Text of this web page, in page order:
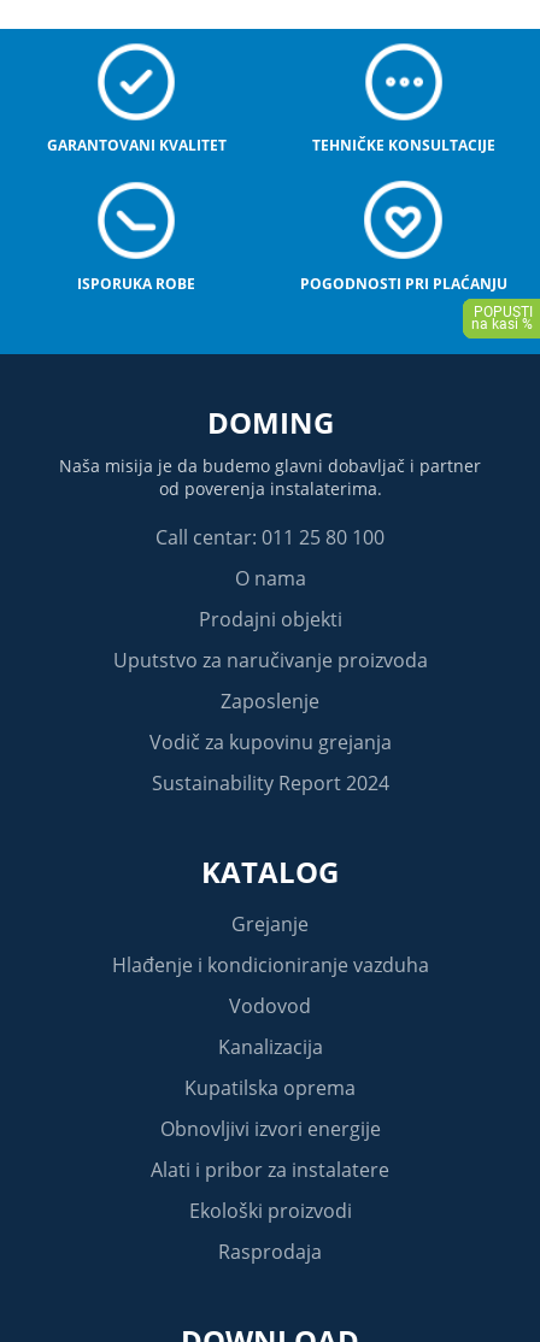
GARANTOVANI KVALITET TEHNIČKE KONSULTACIJE
ISPORUKA ROBE POGODNOSTI PRI PLAĆANJU
DOMING
Naša misija je da budemo glavni dobavljač i partner
od poverenja instalaterima.
Call centar: 011 25 80 100
O nama
Prodajni objekti
Uputstvo za naručivanje proizvoda
Zaposlenje
Vodič za kupovinu grejanja
Sustainability Report 2024
KATALOG
Grejanje
Hlađenje i kondicioniranje vazduha
Vodovod
Kanalizacija
Kupatilska oprema
Obnovljivi izvori energije
Alati i pribor za instalatere
Ekološki proizvodi
Rasprodaja